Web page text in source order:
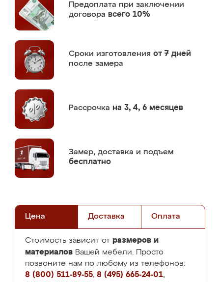
Предоплата при заключении
договора всего 10%
Сроки изготовления от 7 дней
после замера
Рассрочка на 3, 4, 6 месяцев
Замер, доставка и подъем
бесплатно
Цена Доставка Оплата
Стоимость зависит от размеров и
материалов Вашей мебели. Просто
позвоните нам по любому из телефонов:
8 (800) 511-89-55, 8 (495) 665-24-01,